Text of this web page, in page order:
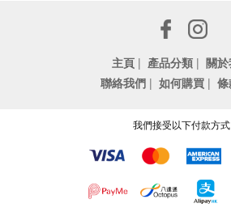
主頁 | 產品分類 | 關
聯絡我們 | 如何購買 |
我們接受以下付款方式